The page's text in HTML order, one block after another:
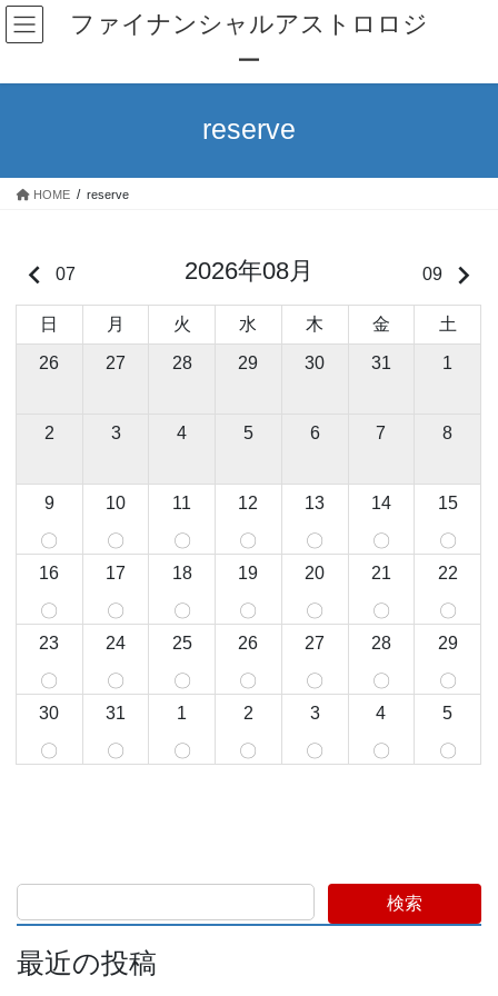
コ
ン
ン
ナ
ビ
ー
ファイナンシャルアストロロジ
ー
reserve
HOME reserve
keyboard_arrow_left 07 2026年08月 09 keyboard_arrow_right
日 月 火 水 木 金 土
26 27 28 29 30 31 1
2 3 4 5 6 7 8
9
〇
10
〇
11
〇
12
〇
13
〇
14
〇
15
〇
16
〇
17
〇
18
〇
19
〇
20
〇
21
〇
22
〇
23
〇
24
〇
25
〇
26
〇
27
〇
28
〇
29
〇
30
〇
31
〇
1
〇
2
〇
3
〇
4
〇
5
〇
検索
最近の投稿